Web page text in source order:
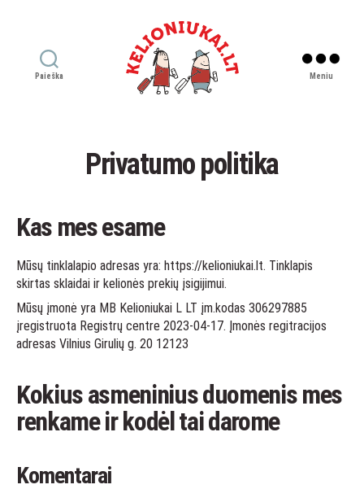
Kelioniukai
Meniu
Privatumo politika
Kas mes esame
Mūsų tinklalapio adresas yra: https://kelioniukai.lt. Tinklapis
skirtas sklaidai ir kelionės prekių įsigijimui.
Mūsų įmonė yra MB Kelioniukai L LT įm.kodas 306297885
įregistruota Registrų centre 2023-04-17. Įmonės regitracijos
adresas Vilnius Girulių g. 20 12123
Kokius asmeninius duomenis mes
renkame ir kodėl tai darome
Komentarai
Paieška